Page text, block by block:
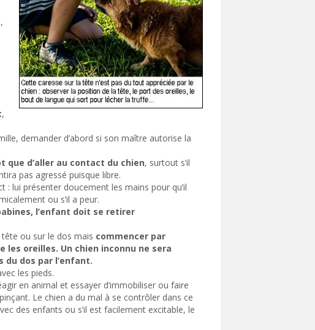
,
demander d’abord si son maître autorise la
que d’aller au contact du chien, surtout s’il
pas agressé puisque libre.
: lui présenter doucement les mains pour qu’il
ou s’il a peur.
l’enfant doit se retirer
tête ou sur le dos mais commencer par
les oreilles. Un chien inconnu ne sera
du dos par l’enfant.
les pieds.
en animal et essayer d’immobiliser ou faire
Le chien a du mal à se contrôler dans ce
des enfants ou s’il est facilement excitable, le